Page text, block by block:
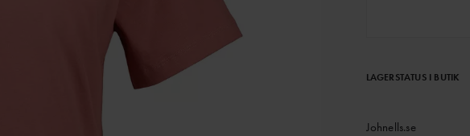
LAGERSTATUS I BUTIK
Johnells.se